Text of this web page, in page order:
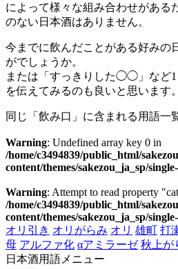
によって様々な組み合わせがある
のない日本酒はありません。
今までに飲んだことがある好みの
がでしょうか。
または「すっきりした◯◯」など1
を伝えてみるのも良いと思います。
同じ「飲み口」に含まれる用語一
Warning: Undefined array key 0 in
/home/c3494839/public_html/
content/themes/sakezou_ja_sp/
Warning: Attempt to read property
/home/c3494839/public_html/
content/themes/sakezou_ja_sp/
オリ引き オリがらみ オリ 雄町 打
母 アルファ化 αアミラーゼ 秋上が
日本酒用語メニュー